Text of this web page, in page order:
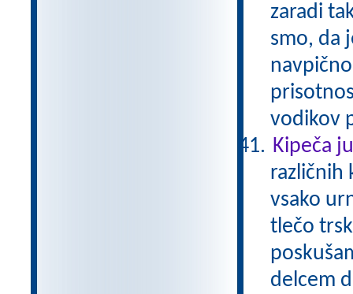
zaradi
smo, da
vodikov
Kipeča
različnih
vsako
tlečo
delcem